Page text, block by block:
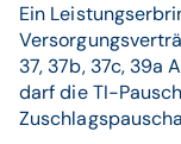
Ein
37, 37b, 37c, 39a
darf die TI-